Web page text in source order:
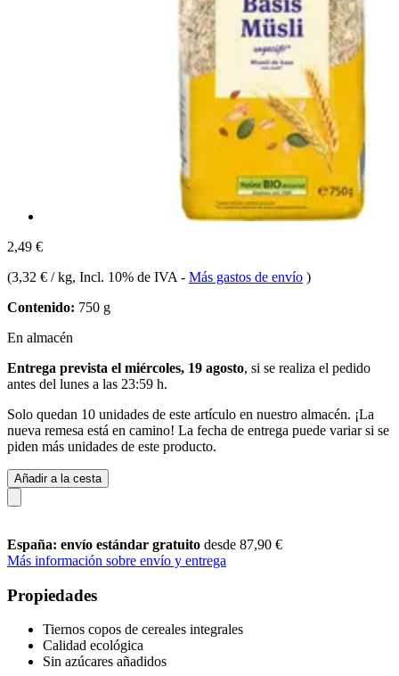
2,49 €
(3,32 € / kg, Incl. 10% de IVA - Más gastos de envío )
Contenido: 750 g
En almacén
Entrega prevista el miércoles, 19 agosto, si se realiza el pedido
antes del lunes a las 23:59 h.
Solo quedan 10 unidades de este artículo en nuestro almacén. ¡La
nueva remesa está en camino! La fecha de entrega puede variar si se
piden más unidades de este producto.
Añadir a la cesta
España: envío estándar gratuito desde 87,90 €
Más información sobre envío y entrega
Propiedades
Tiernos copos de cereales integrales
Calidad ecológica
Sin azúcares añadidos